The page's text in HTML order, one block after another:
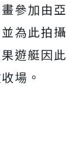
參加由亞
為此拍攝
遊艇因此
場。